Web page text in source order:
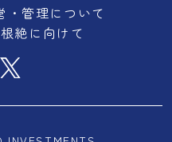
・管理について
絶に向けて